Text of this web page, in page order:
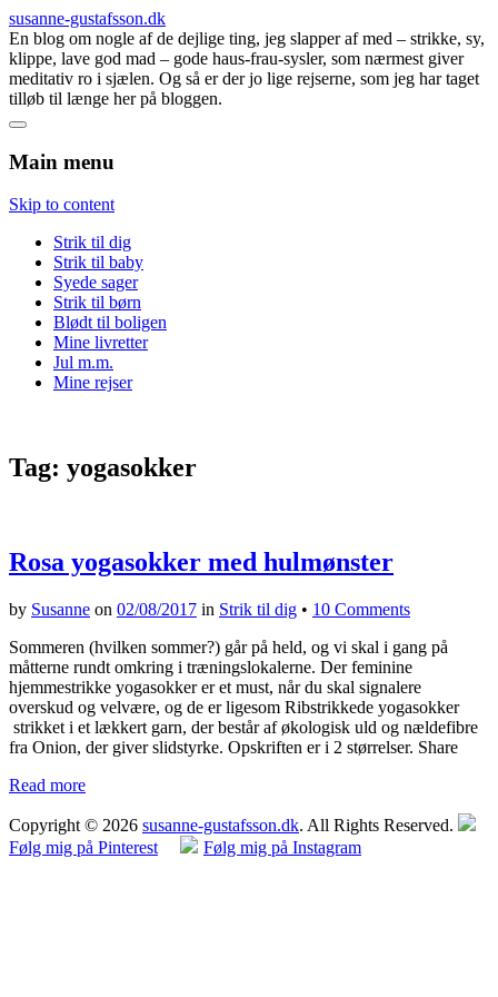
susanne-gustafsson.dk
En blog om nogle af de dejlige ting, jeg slapper af med – strikke, sy,
klippe, lave god mad – gode haus-frau-sysler, som nærmest giver
meditativ ro i sjælen. Og så er der jo lige rejserne, som jeg har taget
tilløb til længe her på bloggen.
Main menu
Skip to content
Strik til dig
Strik til baby
Syede sager
Strik til børn
Blødt til boligen
Mine livretter
Jul m.m.
Mine rejser
Tag: yogasokker
Rosa yogasokker med hulmønster
by Susanne on 02/08/2017 in Strik til dig • 10 Comments
Sommeren (hvilken sommer?) går på held, og vi skal i gang på
måtterne rundt omkring i træningslokalerne. Der feminine
hjemmestrikke yogasokker er et must, når du skal signalere
overskud og velvære, og de er ligesom Ribstrikkede yogasokker
strikket i et lækkert garn, der består af økologisk uld og nældefibre
fra Onion, der giver slidstyrke. Opskriften er i 2 størrelser. Share
Read more
Copyright © 2026 susanne-gustafsson.dk. All Rights Reserved.
Følg mig på Pinterest
Følg mig på Instagram